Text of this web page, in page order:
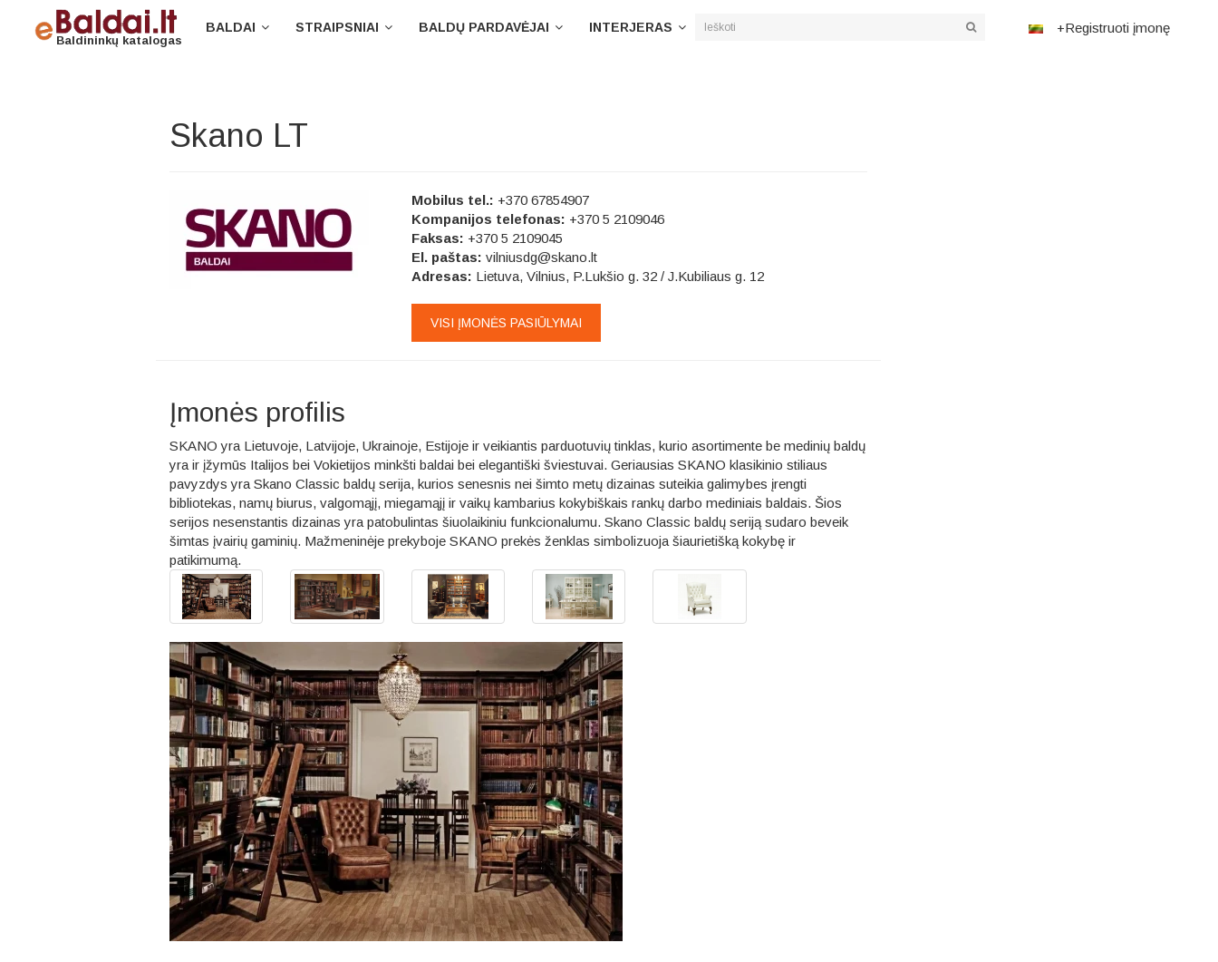
Baldininkų katalogas
BALDAI STRAIPSNIAI BALDŲ PARDAVĖJAI INTERJERAS +Registruoti įmonę
Skano LT
Mobilus tel.: +370 67854907
Kompanijos telefonas: +370 5 2109046
Faksas: +370 5 2109045
El. paštas: vilniusdg@skano.lt
Adresas: Lietuva, Vilnius, P.Lukšio g. 32 / J.Kubiliaus g. 12
VISI ĮMONĖS PASIŪLYMAI
Įmonės profilis
SKANO yra Lietuvoje, Latvijoje, Ukrainoje, Estijoje ir veikiantis parduotuvių tinklas, kurio asortimente be medinių baldų
yra ir įžymūs Italijos bei Vokietijos minkšti baldai bei elegantiški šviestuvai. Geriausias SKANO klasikinio stiliaus
pavyzdys yra Skano Classic baldų serija, kurios senesnis nei šimto metų dizainas suteikia galimybes įrengti
bibliotekas, namų biurus, valgomąjį, miegamąjį ir vaikų kambarius kokybiškais rankų darbo mediniais baldais. Šios
serijos nesenstantis dizainas yra patobulintas šiuolaikiniu funkcionalumu. Skano Classic baldų seriją sudaro beveik
šimtas įvairių gaminių. Mažmeninėje prekyboje SKANO prekės ženklas simbolizuoja šiaurietišką kokybę ir
patikimumą.